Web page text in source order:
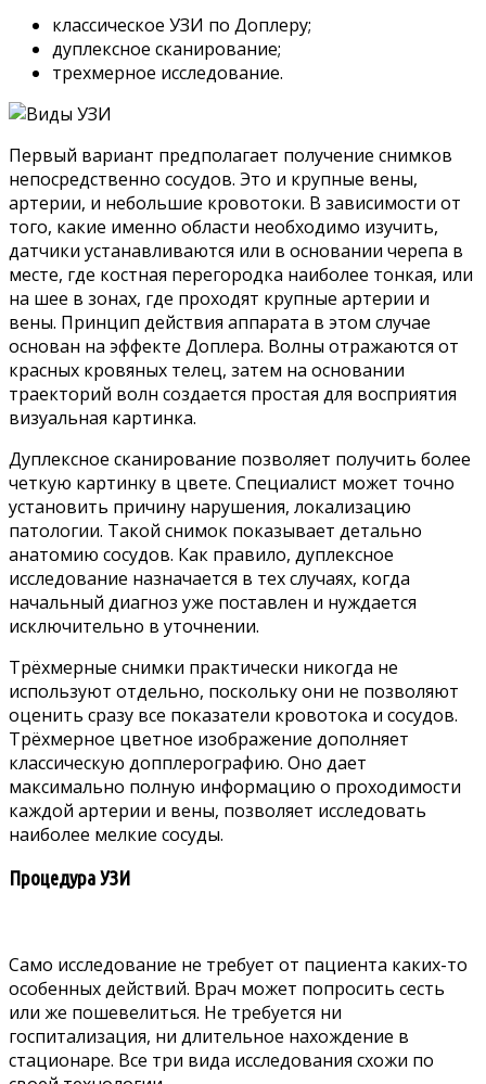
классическое УЗИ по Доплеру;
дуплексное сканирование;
трехмерное исследование.
Первый вариант предполагает получение снимков
непосредственно сосудов. Это и крупные вены,
артерии, и небольшие кровотоки. В зависимости от
того, какие именно области необходимо изучить,
датчики устанавливаются или в основании черепа в
месте, где костная перегородка наиболее тонкая, или
на шее в зонах, где проходят крупные артерии и
вены. Принцип действия аппарата в этом случае
основан на эффекте Доплера. Волны отражаются от
красных кровяных телец, затем на основании
траекторий волн создается простая для восприятия
визуальная картинка.
Дуплексное сканирование позволяет получить более
четкую картинку в цвете. Специалист может точно
установить причину нарушения, локализацию
патологии. Такой снимок показывает детально
анатомию сосудов. Как правило, дуплексное
исследование назначается в тех случаях, когда
начальный диагноз уже поставлен и нуждается
исключительно в уточнении.
Трёхмерные снимки практически никогда не
используют отдельно, поскольку они не позволяют
оценить сразу все показатели кровотока и сосудов.
Трёхмерное цветное изображение дополняет
классическую допплерографию. Оно дает
максимально полную информацию о проходимости
каждой артерии и вены, позволяет исследовать
наиболее мелкие сосуды.
Процедура УЗИ
Само исследование не требует от пациента каких-то
особенных действий. Врач может попросить сесть
или же пошевелиться. Не требуется ни
госпитализация, ни длительное нахождение в
стационаре. Все три вида исследования схожи по